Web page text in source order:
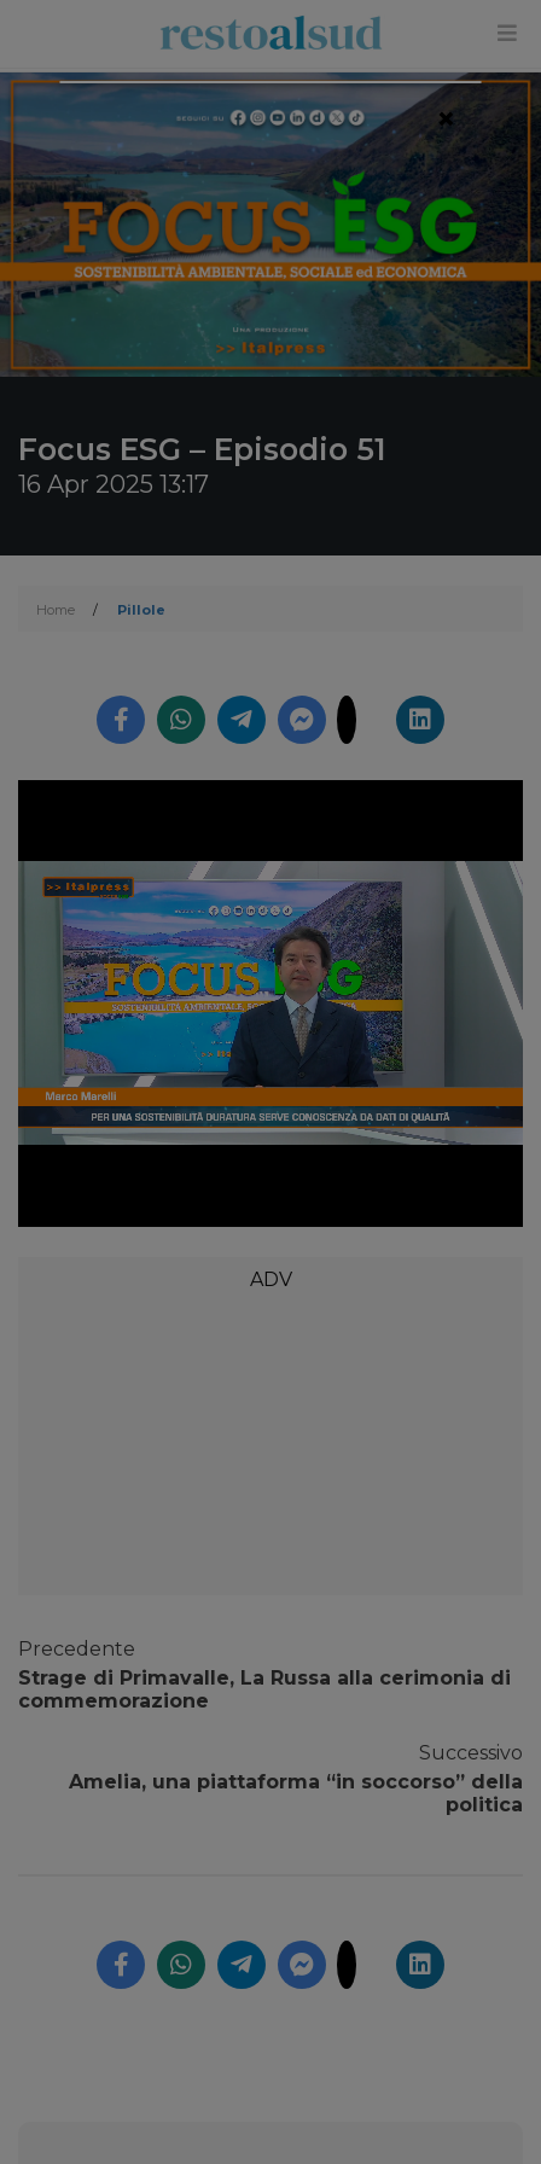
Focus ESG – Episodio 51
16 Apr 2025 13:17
Home / Pillole
Precedente
Strage di Primavalle, La Russa alla cerimonia di
commemorazione
Successivo
Amelia, una piattaforma “in soccorso” della
politica
×